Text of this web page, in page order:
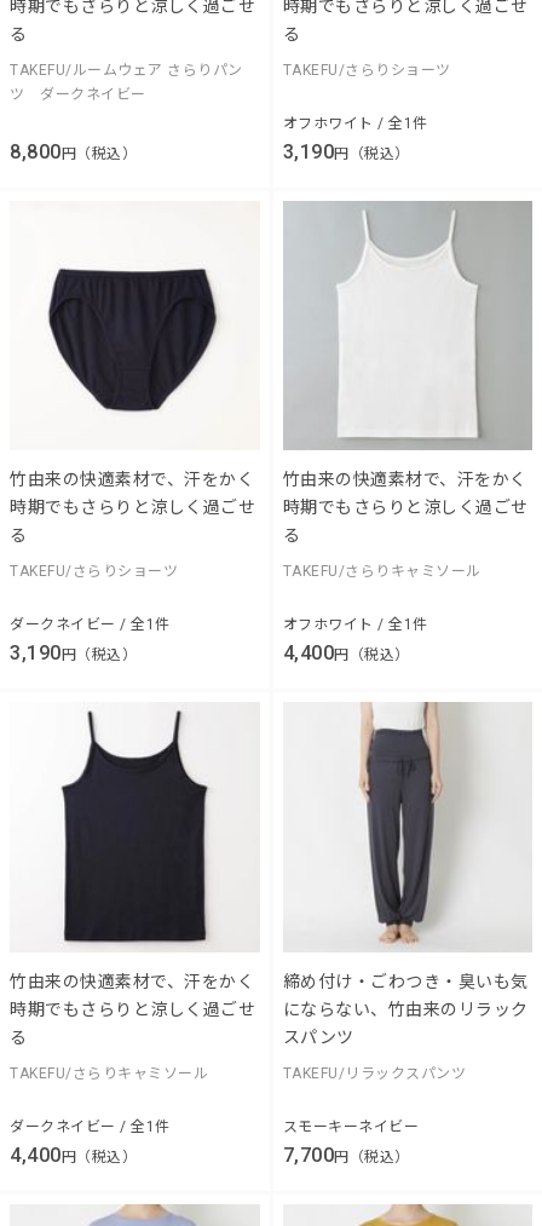
時期でもさらりと涼しく過ごせ
る
TAKEFU/ルームウェア さらりパン
ツ ダークネイビー
8,800円（税込）
時期でもさらりと涼しく過ごせ
る
TAKEFU/さらりショーツ
オフホワイト / 全1件
3,190円（税込）
竹由来の快適素材で、汗をかく
時期でもさらりと涼しく過ごせ
る
TAKEFU/さらりショーツ
ダークネイビー / 全1件
3,190 円（税込）
竹由来の快適素材で、汗をかく
時期でもさらりと涼しく過ごせ
る
TAKEFU/さらりキャミソール
オフホワイト / 全1件
4,400円（税込）
竹由来の快適素材で、汗をかく
時期でもさらりと涼しく過ごせ
る
TAKEFU/さらりキャミソール
ダークネイビー / 全1件
4,400円（税込）
締め付け・ごわつき・臭いも気
にならない、竹由来のリラック
スパンツ
TAKEFU/リラックスパンツ
スモーキーネイビー
7,700円（税込）